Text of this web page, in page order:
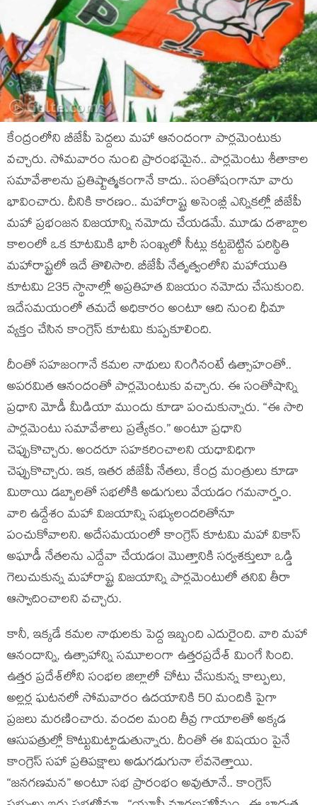
కేంద్రంలోని బీజేపీ పెద్ద‌లు మ‌హా ఆనందంగా పార్ల‌మెంటుకు
వ‌చ్చారు. సోమ‌వారం నుంచి ప్రారంభ‌మైన‌.. పార్ల‌మెంటు శీతాకాల
స‌మావేశాల‌ను ప్ర‌తిష్టాత్మ‌కంగానే కాదు.. సంతోషంగానూ వారు
భావించారు. దీనికి కార‌ణం.. మ‌హారాష్ట్ర అసెంబ్లీ ఎన్నిక‌ల్లో బీజేపీ
మ‌హా ప్ర‌భంజ‌న విజ‌యాన్ని నమోదు చేయ‌డ‌మే. మూడు ద‌శాబ్దాల
కాలంలో ఒక కూట‌మికి భారీ సంఖ్య‌లో సీట్లు క‌ట్ట‌బెట్టిన ప‌రిస్థితి
మ‌హారాష్ట్ర‌లో ఇదే తొలిసారి. బీజేపీ నేతృత్వంలోని మ‌హాయుతి
కూట‌మి 235 స్థానాల్లో అప్ర‌తిహ‌త విజ‌యం న‌మోదు చేసుకుంది.
ఇదేస‌మ‌యంలో త‌మదే అధికారం అంటూ ఆది నుంచి ధీమా
వ్య‌క్తం చేసిన కాంగ్రెస్ కూట‌మి కుప్ప‌కూలింది.
దీంతో స‌హ‌జంగానే క‌మ‌ల నాథులు నింగినంటే ఉత్సాహంతో..
అప‌ర‌మిత ఆనందంతో పార్ల‌మెంటుకు వ‌చ్చారు. ఈ సంతోషాన్ని
ప్ర‌ధాని మోడీ మీడియా ముందు కూడా పంచుకున్నారు. “ఈ సారి
పార్ల‌మెంటు స‌మావేశాలు ప్ర‌త్యేకం.” అంటూ ప్ర‌ధాని
చెప్పుకొచ్చారు. అంద‌రూ స‌హ‌క‌రించాలని య‌ధావిధిగా
చెప్పుకొచ్చారు. ఇక‌, ఇత‌ర బీజేపీ నేత‌లు, కేంద్ర మంత్రులు కూడా
మిఠాయి డ‌బ్బాల‌తో స‌భ‌లోకి అడుగులు వేయ‌డం గ‌మ‌నార్హం.
వారి ఉద్దేశం మ‌హా విజ‌యాన్ని స‌భ్యులంద‌రితోనూ
పంచుకోవాల‌ని. అదేస‌మ‌యంలో కాంగ్రెస్ కూట‌మి మ‌హా వికాస్
అఘాడీ నేత‌ల‌ను ఎద్దేవా చేయ‌డం! మొత్తానికి స‌ర్వ‌శ‌క్తులూ ఒడ్డి
గెలుచుకున్న మ‌హారాష్ట్ర విజ‌యాన్ని పార్ల‌మెంటులో త‌నివి తీరా
ఆస్వాదించాల‌ని వ‌చ్చారు.
కానీ, ఇక్క‌డే క‌మ‌ల నాథుల‌కు పెద్ద ఇబ్బంది ఎదురైంది. వారి మ‌హా
ఆనందాన్ని, ఉత్సాహాన్ని స‌మూలంగా ఉత్త‌ర‌ప్ర‌దేశ్ మింగే సింది.
ఉత్త‌ర ప్ర‌దేశ్‌లోని సంభ‌ల జిల్లాలో చోటు చేసుకున్న కాల్పులు,
అల్ల‌ర్ల ఘ‌ట‌న‌లో సోమ‌వారం ఉద‌యానికి 50 మందికి పైగా
ప్ర‌జ‌లు మ‌ర‌ణించారు. వంద‌ల మంది తీవ్ర గాయాల‌తో అక్క‌డ
ఆసుప‌త్రుల్లో కొట్టుమిట్టాడుతున్నారు. దీంతో ఈ విష‌యం పైనే
కాంగ్రెస్ స‌హా ప్ర‌తిప‌క్షాలు అడుగ‌డుగునా లేవనెత్తాయి.
“జ‌న‌గ‌ణ‌మ‌న‌” అంటూ స‌భ ప్రారంభం అవుతూనే.. కాంగ్రెస్